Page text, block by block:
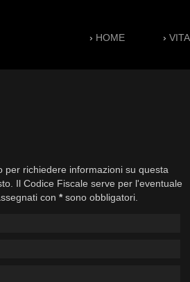
› HOME ›VITA
per richiedere informazioni su questa
Il Codice Fiscale serve per l'eventuale
con *sono obbligatori.